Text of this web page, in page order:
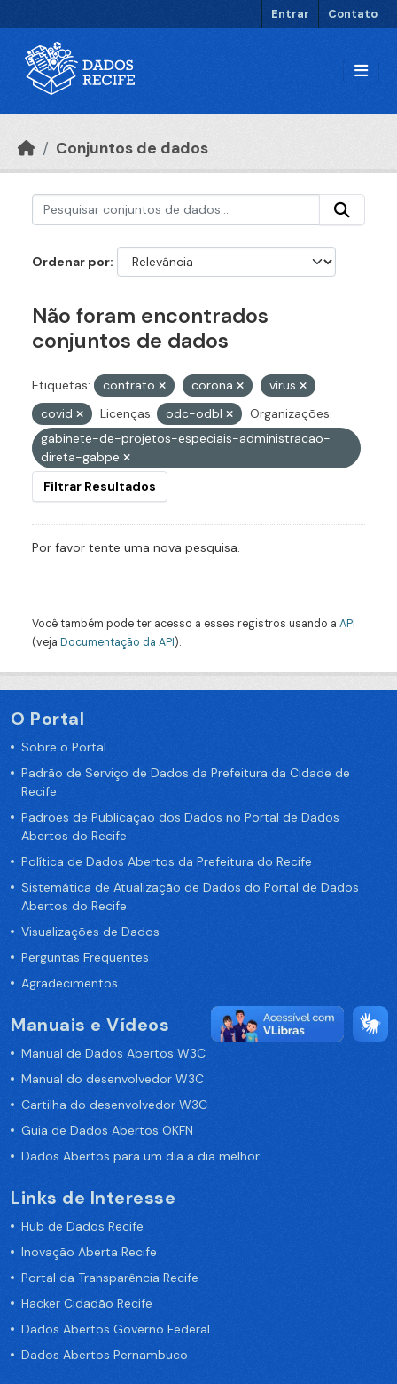
Entrar Contato
Conjuntos de dados
Ordenar por
Não foram encontrados
conjuntos de dados
Etiquetas: contrato corona
vírus
covid
Licenças: odc-odbl
Organizações:
gabinete-de-projetos-especiais-administracao-
direta-gabpe
Filtrar Resultados
Por favor tente uma nova pesquisa.
Você também pode ter acesso a esses registros usando a API
(veja Documentação da API).
O Portal
Sobre o Portal
Padrão de Serviço de Dados da Prefeitura da Cidade de
Recife
Padrões de Publicação dos Dados no Portal de Dados
Abertos do Recife
Política de Dados Abertos da Prefeitura do Recife
Sistemática de Atualização de Dados do Portal de Dados
Abertos do Recife
Visualizações de Dados
Perguntas Frequentes
Agradecimentos
Manuais e Vídeos
Manual de Dados Abertos W3C
Manual do desenvolvedor W3C
Cartilha do desenvolvedor W3C
Guia de Dados Abertos OKFN
Dados Abertos para um dia a dia melhor
Links de Interesse
Hub de Dados Recife
Inovação Aberta Recife
Portal da Transparência Recife
Hacker Cidadão Recife
Dados Abertos Governo Federal
Dados Abertos Pernambuco